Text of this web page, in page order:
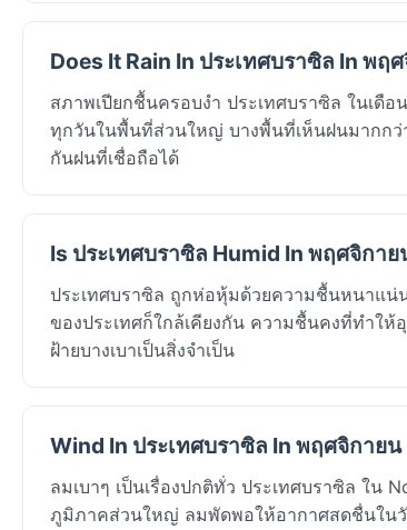
Does It Rain In ประเทศบราซิล In พฤ
สภาพเปียกชื้นครอบงำ ประเทศบราซิล ในเดื
ทุกวันในพื้นที่ส่วนใหญ่ บางพื้นที่เห็นฝนมากกว่
กันฝนที่เชื่อถือได้
Is ประเทศบราซิล Humid In พฤศจิกาย
ประเทศบราซิล ถูกห่อหุ้มด้วยความชื้นหนาแน่
ของประเทศก็ใกล้เคียงกัน ความชื้นคงที่ทำใ
ฝ้ายบางเบาเป็นสิ่งจำเป็น
Wind In ประเทศบราซิล In พฤศจิกายน
ลมเบาๆ เป็นเรื่องปกติทั่ว ประเทศบราซิล ใ
ภูมิภาคส่วนใหญ่ ลมพัดพอให้อากาศสดชื่นในวั